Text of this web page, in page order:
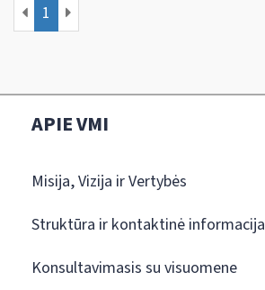
1
APIE VMI
Misija, Vizija ir Vertybės
Struktūra ir kontaktinė informacija
Konsultavimasis su visuomene